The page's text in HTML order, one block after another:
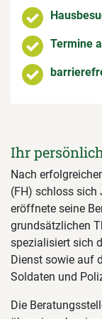
Termine
Ihr
Nach
(FH) schloss sich
eröffnete seine
grundsätzlichen
spezialisiert sich
Dienst sowie auf
Soldaten und
Die